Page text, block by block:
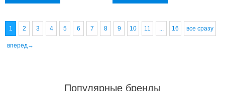
1 2 3 4 5 6 7 8 9 10 11 ... 16 все сразу
вперед→
Популярные бренды